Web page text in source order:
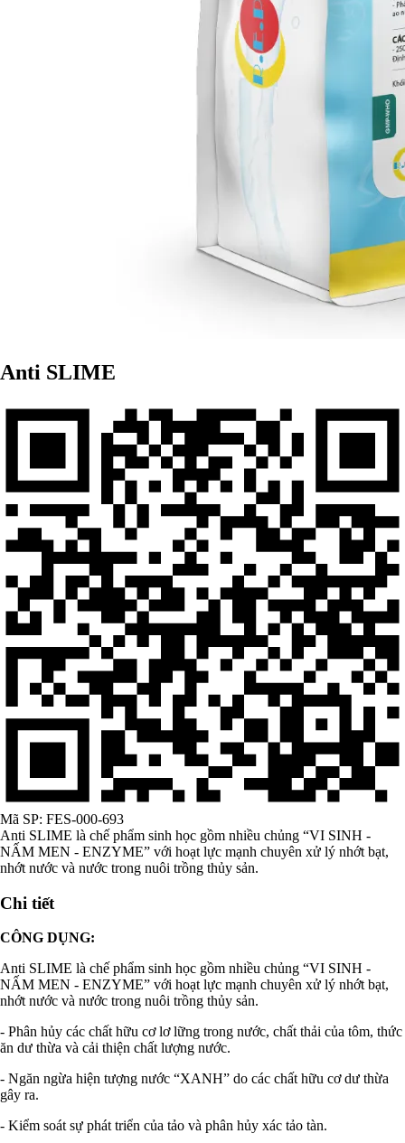
Anti SLIME
Mã SP: FES-000-693
Anti SLIME là chế phẩm sinh học gồm nhiều chủng “VI SINH -
NẤM MEN - ENZYME” với hoạt lực mạnh chuyên xử lý nhớt bạt,
nhớt nước và nước trong nuôi trồng thủy sản.
Chi tiết
CÔNG DỤNG:
Anti SLIME là chế phẩm sinh học gồm nhiều chủng “VI SINH -
NẤM MEN - ENZYME” với hoạt lực mạnh chuyên xử lý nhớt bạt,
nhớt nước và nước trong nuôi trồng thủy sản.
- Phân hủy các chất hữu cơ lơ lững trong nước, chất thải của tôm, thức
ăn dư thừa và cải thiện chất lượng nước.
- Ngăn ngừa hiện tượng nước “XANH” do các chất hữu cơ dư thừa
gây ra.
- Kiểm soát sự phát triển của tảo và phân hủy xác tảo tàn.